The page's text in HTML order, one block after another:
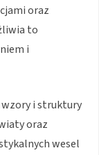
oraz
to
i
i struktury
oraz
wesel